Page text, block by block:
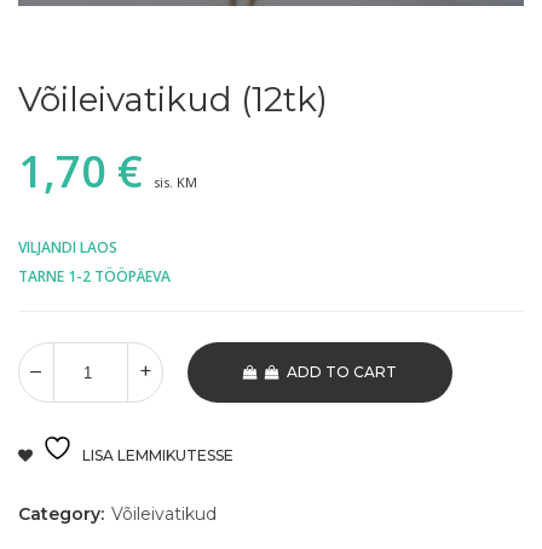
Võileivatikud (12tk)
1,70 € sis. KM
VILJANDI LAOS
TARNE 1-2 TÖÖPÄEVA
ADD TO CART
LISA LEMMIKUTESSE
Category: Võileivatikud